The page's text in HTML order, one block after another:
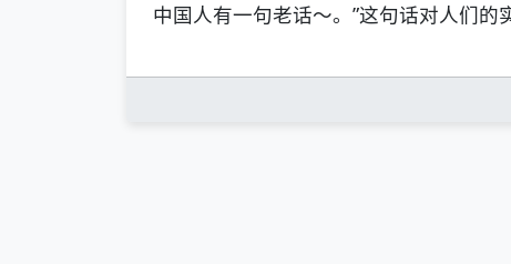
中国人有一句老话～。”这句话对人们